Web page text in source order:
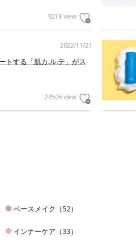
9218 view
2022/11/21
トする「肌カ.ル.テ」がス
24506 view
ベースメイク（52）
インナーケア（33）